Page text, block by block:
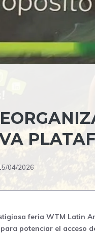
04/2026
feria WTM Latin
potenciar el acceso